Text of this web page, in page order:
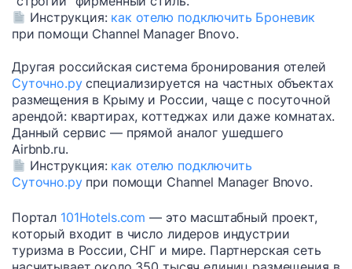
Инструкция: как отелю подключить Броневик
при помощи Channel Manager Bnovo.
Другая российская система бронирования отелей
Суточно.руспециализируется на частных объектах
размещения в Крыму и России, чаще с посуточной
арендой: квартирах, коттеджах или даже комнатах.
Данный сервис — прямой аналог ушедшего
Airbnb.ru.
Инструкция: как отелю подключить
Суточно.рупри помощи Channel Manager Bnovo.
Портал 101Hotels.com — это масштабный проект,
который входит в число лидеров индустрии
туризма в России, СНГ и мире. Партнерская сеть